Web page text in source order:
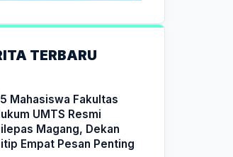
TERBARU
Mahasiswa Fakultas
UMTS Resmi
Magang, Dekan
Empat Pesan Penting